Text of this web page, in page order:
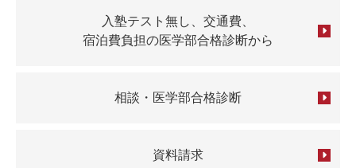
入塾テスト無し、交通費、
宿泊費負担の医学部合格診断から
相談・医学部合格診断
資料請求